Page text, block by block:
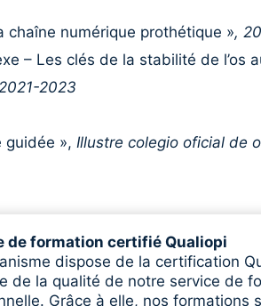
chaîne numérique prothétique »,
– Les clés de la stabilité de l’os
2023
guidée », Illustre colegio oficial de
de formation certifié Qualiopi
dispose de la certification
de la qualité de notre service de
Grâce à elle, nos formations